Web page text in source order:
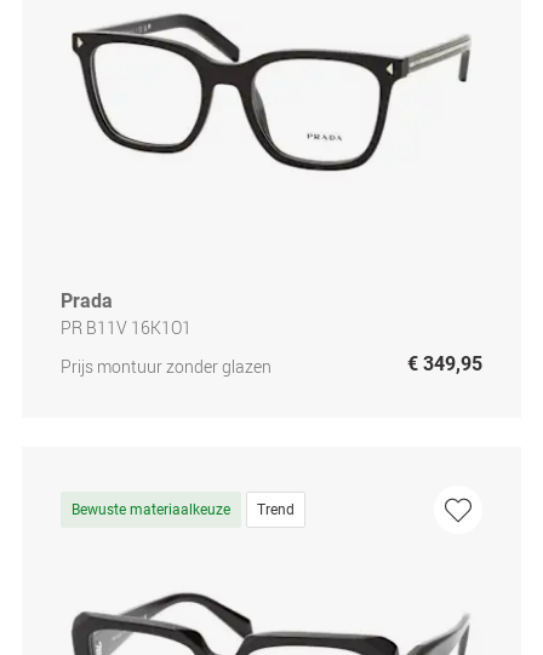
Prada
PR B11V 16K1O1
Prijs montuur zonder glazen
€ 349,95
Bewuste materiaalkeuze Trend